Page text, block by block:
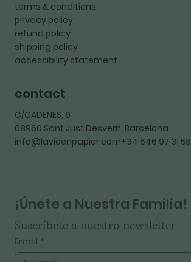
terms & conditions
privacy policy
refund policy
shipping policy
accessibility statement
contact
C/CADENES, 6
08960 Sant Just Desvern, Barcelona
info@lavieenpapier.com+34 646 97 31 58
¡Únete a Nuestra Familia!
Suscríbete a nuestro newsletter
Email *